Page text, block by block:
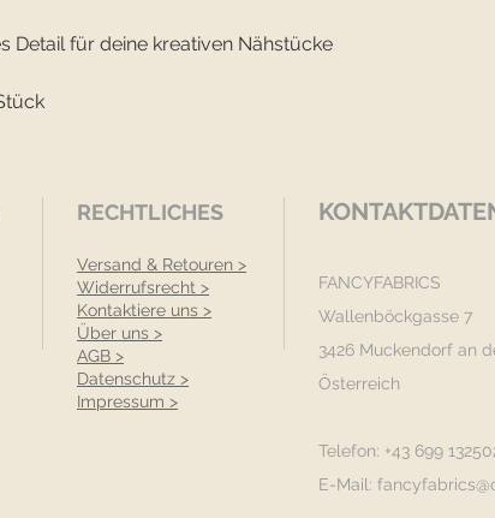
Detail für deine kreativen Nähstücke
RECHTLICHES
Versand & Retouren >
Widerrufsrecht >
Kontaktiere uns >
Über uns >
AGB >
Datenschutz >
Impressum >
FANCYFABRICS
Wallenböckgasse 7
3426 Muckendorf an
Österreich
Telefon: +43 699
E-Mail: